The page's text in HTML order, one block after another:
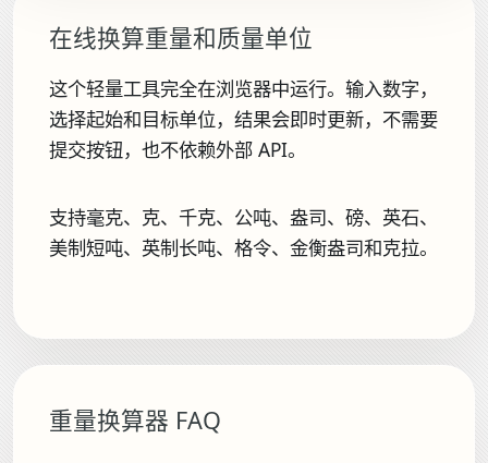
在线换算重量和质量单位
这个轻量工具完全在浏览器中运行。输入数字，
选择起始和目标单位，结果会即时更新，不需要
提交按钮，也不依赖外部 API。
支持毫克、克、千克、公吨、盎司、磅、英石、
美制短吨、英制长吨、格令、金衡盎司和克拉。
重量换算器 FAQ